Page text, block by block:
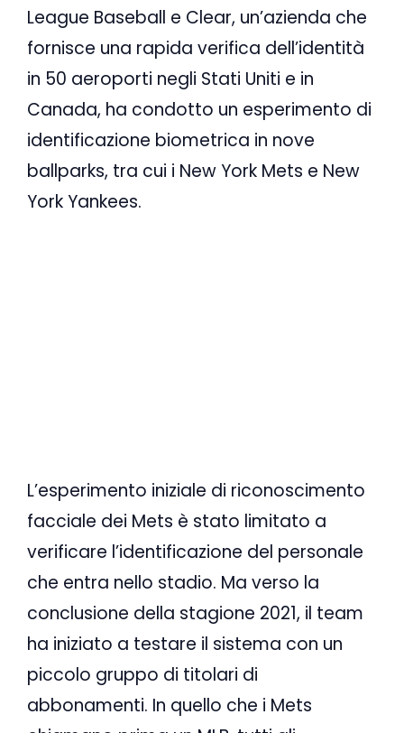
League Baseball e Clear, un’azienda che
fornisce una rapida verifica dell’identità
in 50 aeroporti negli Stati Uniti e in
Canada, ha condotto un esperimento di
identificazione biometrica in nove
ballparks, tra cui i New York Mets e New
York Yankees.
L’esperimento iniziale di riconoscimento
facciale dei Mets è stato limitato a
verificare l’identificazione del personale
che entra nello stadio. Ma verso la
conclusione della stagione 2021, il team
ha iniziato a testare il sistema con un
piccolo gruppo di titolari di
abbonamenti. In quello che i Mets